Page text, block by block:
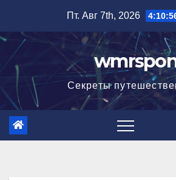
содержимому
Пт. Авг 7th, 2026
Секреты